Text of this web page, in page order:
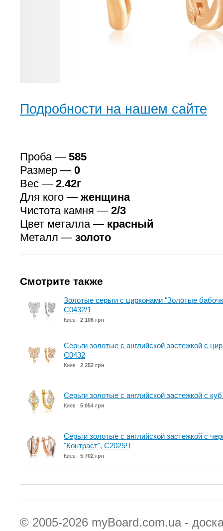
Подробности на нашем сайте
Проба — 585
Размер — 0
Вес — 2.42г
Для кого — женщина
Чистота камня — 2/3
Цвет металла — красный
Металл — золото
Смотрите также
Золотые серьги с цирконами "Золотые
С0432/1
Киев 2 106 грн
Серьги золотые с английской застежкой с
С0432
Киев 2 252 грн
Серьги золотые с английской застежкой с
Киев 5 054 грн
Серьги золотые с английской застежкой с
"Контраст", С2025Ч
Киев 5 702 грн
© 2005-2026 myBoard.com.ua -